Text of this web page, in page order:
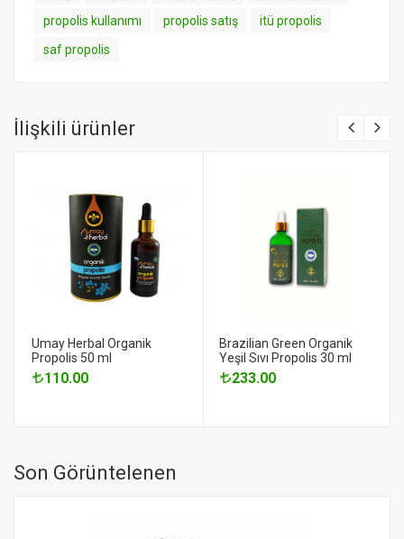
propolis kullanımı
propolis satış
itü propolis
saf propolis
İlişkili ürünler
Umay Herbal Organik
Propolis 50 ml
110.00
Brazilian Green Organik
Yeşil Sıvı Propolis 30 ml
233.00
Son Görüntelenen